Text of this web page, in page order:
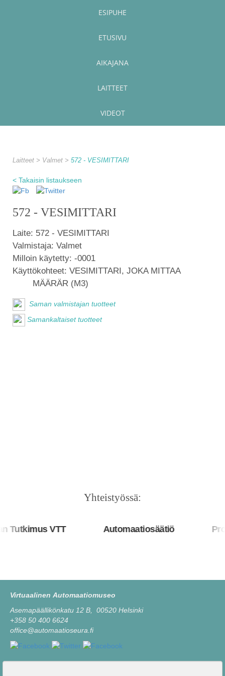
ESIPUHE
ETUSIVU
AIKAJANA
LAITTEET
VIDEOT
Laitteet Valmet 572 - VESIMITTARI
< Takaisin listaukseen
572 - VESIMITTARI
Laite: 572 - VESIMITTARI
Valmistaja: Valmet
Milloin käytetty: -0001
Käyttökohteet: VESIMITTARI, JOKA MITTAA
MÄÄRÄR (M3)
Saman valmistajan tuotteet
Samankaltaiset tuotteet
Yhteistyössä:
VTT Automaatiosäätiö
Virtuaalinen Automaatiomuseo
Asemapäällikönkatu 12 B, 00520 Helsinki
+358 50 400 6624
office@automaatioseura.fi